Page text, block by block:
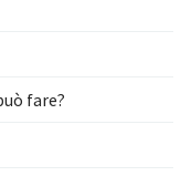
fare?